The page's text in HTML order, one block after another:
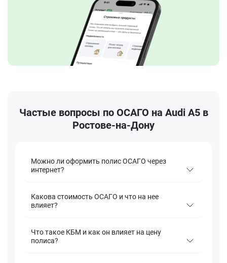
Частые вопросы по ОСАГО на Audi A5 в
Ростове-на-Дону
Можно ли оформить полис ОСАГО через
интернет?
Какова стоимость ОСАГО и что на нее
влияет?
Что такое КБМ и как он влияет на цену
полиса?